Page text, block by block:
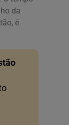
da
é